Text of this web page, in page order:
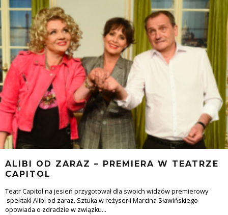
ALIBI OD ZARAZ – PREMIERA W TEATRZE
CAPITOL
Teatr Capitol na jesień przygotował dla swoich widzów premierowy
spektakl Alibi od zaraz. Sztuka w reżyserii Marcina Sławińskiego
opowiada o zdradzie w związku...